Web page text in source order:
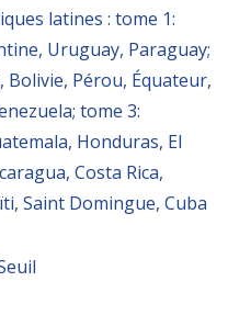
latines : tome 1:
Uruguay, Paraguay;
Bolivie, Pérou, Équateur,
tome 3:
Honduras, El
Costa Rica,
Saint Domingue, Cuba